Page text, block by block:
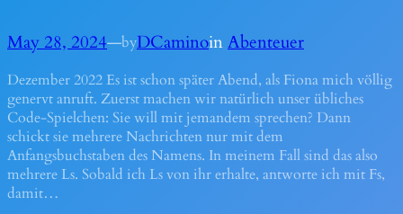
May 28, 2024—byDCaminoinAbenteuer
Dezember 2022 Es ist schon später Abend, als Fiona mich völlig
genervt anruft. Zuerst machen wir natürlich unser übliches
Code-Spielchen: Sie will mit jemandem sprechen? Dann
schickt sie mehrere Nachrichten nur mit dem
Anfangsbuchstaben des Namens. In meinem Fall sind das also
mehrere Ls. Sobald ich Ls von ihr erhalte, antworte ich mit Fs,
damit…